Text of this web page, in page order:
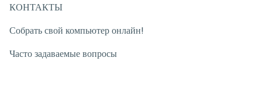
КОНТАКТЫ
Собрать свой компьютер онлайн!
Часто задаваемые вопросы